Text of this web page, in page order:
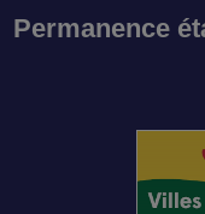
Permanence